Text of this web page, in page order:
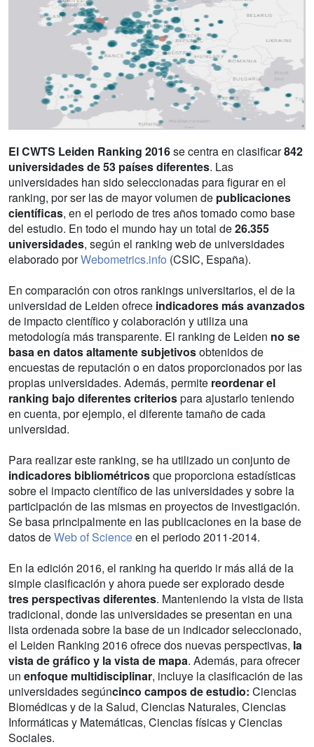
El CWTS Leiden Ranking 2016se centra en clasificar842
universidades de 53 países diferentes. Las
universidades han sido seleccionadas para figurar en el
ranking, por ser las de mayor volumen de publicaciones
científicas, en el periodo de tres años tomado como base
del estudio. En todo el mundo hay un total de26.355
universidades, según el ranking web de universidades
elaborado porWebometrics.info (CSIC, España).
En comparación con otros rankings universitarios, el de la
universidad de Leiden ofrece indicadores más avanzados
de impacto científico y colaboración y utiliza una
metodología más transparente. El ranking de Leiden no se
basa en datos altamente subjetivosobtenidos de
encuestas de reputación o en datos proporcionados por las
propias universidades. Además, permite reordenar el
ranking bajo diferentes criteriospara ajustarlo teniendo
en cuenta, por ejemplo, el diferente tamaño de cada
universidad.
Para realizar este ranking, se ha utilizado un conjunto de
indicadores bibliométricosque proporciona estadísticas
sobre el impacto científico de las universidades y sobre la
participación de las mismas en proyectos de investigación.
Se basa principalmente en las publicaciones en la base de
datos deWeb of Scienceen el periodo 2011-2014.
En la edición 2016, el ranking ha querido ir más allá de la
simple clasificación y ahora puede ser explorado desde
tres perspectivas diferentes. Manteniendo la vista de lista
tradicional, donde las universidades se presentan en una
lista ordenada sobre la base de un indicador seleccionado,
el Leiden Ranking 2016 ofrece dos nuevas perspectivas, la
vista de gráfico y la vista de mapa. Además, para ofrecer
un enfoque multidisciplinar, incluye la clasificación de las
universidades segúncinco campos de estudio: Ciencias
Biomédicas y de la Salud, Ciencias Naturales, Ciencias
Informáticas y Matemáticas, Ciencias físicas y Ciencias
Sociales.